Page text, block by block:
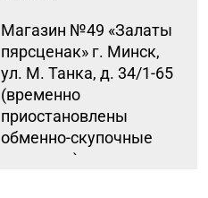
Магазин №49 «Залаты
пярсценак» г. Минск,
ул. М. Танка, д. 34/1-65
(временно
приостановлены
обменно-скупочные
операции)